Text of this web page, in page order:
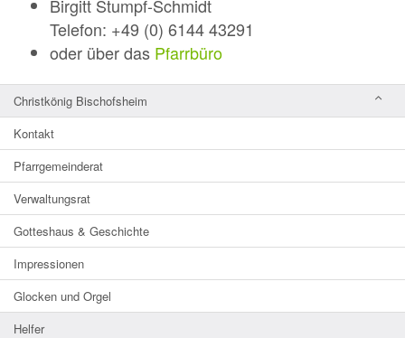
Birgitt Stumpf-Schmidt
Telefon: +49 (0) 6144 43291
oder über das Pfarrbüro
Christkönig Bischofsheim
Kontakt
Pfarrgemeinderat
Verwaltungsrat
Gotteshaus & Geschichte
Impressionen
Glocken und Orgel
Helfer